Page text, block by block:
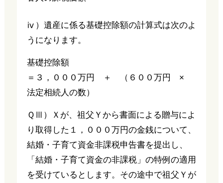
ⅳ）遺産に係る基礎控除額の計算式は次のよ
うになります。
基礎控除額
＝３，０００万円 ＋ （６００万円 ×
法定相続人の数）
ＱⅢ）Ｘが、祖父Ｙから書面による贈与によ
り取得した１，０００万円の金銭について、
結婚・子育て資金非課税申告書を提出し、
「結婚・子育て資金の非課税」の特例の適用
を受けているとします。その途中で祖父Ｙが